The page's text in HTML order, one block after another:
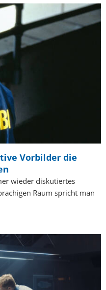
Vorbilder die
wieder diskutiertes
Raum spricht man